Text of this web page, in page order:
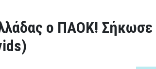
ο ΠΑΟΚ! Σήκωσε